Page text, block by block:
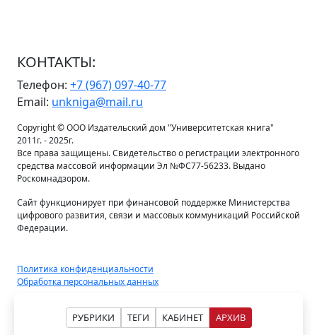
РУБРИКИ ТЕГИ КАБИНЕТ АРХИВ
КОНТАКТЫ:
Телефон: +7 (967) 097-40-77
Email: unkniga@mail.ru
Copyright © ООО Издательский дом "Университетская книга"
2011г. - 2025г.
Все права защищены. Свидетельство о регистрации электронного
средства массовой информации Эл №ФС77-56233. Выдано
Роскомнадзором.
Сайт функционирует при финансовой поддержке Министерства
цифрового развития, связи и массовых коммуникаций Российской
Федерации.
Политика конфиденциальности
Обработка персональных данных